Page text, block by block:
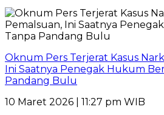
Oknum Pers Terjerat Kasus
Ini Saatnya Penegak Hukum
Pandang Bulu
10 Maret 2026 | 11:27 pm WIB